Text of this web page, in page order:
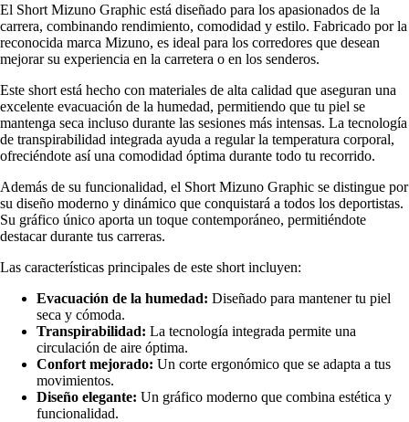
El Short Mizuno Graphic está diseñado para los apasionados de la
carrera, combinando rendimiento, comodidad y estilo. Fabricado por la
reconocida marca Mizuno, es ideal para los corredores que desean
mejorar su experiencia en la carretera o en los senderos.
Este short está hecho con materiales de alta calidad que aseguran una
excelente evacuación de la humedad, permitiendo que tu piel se
mantenga seca incluso durante las sesiones más intensas. La tecnología
de transpirabilidad integrada ayuda a regular la temperatura corporal,
ofreciéndote así una comodidad óptima durante todo tu recorrido.
Además de su funcionalidad, el Short Mizuno Graphic se distingue por
su diseño moderno y dinámico que conquistará a todos los deportistas.
Su gráfico único aporta un toque contemporáneo, permitiéndote
destacar durante tus carreras.
Las características principales de este short incluyen:
Evacuación de la humedad: Diseñado para mantener tu piel
seca y cómoda.
Transpirabilidad: La tecnología integrada permite una
circulación de aire óptima.
Confort mejorado: Un corte ergonómico que se adapta a tus
movimientos.
Diseño elegante: Un gráfico moderno que combina estética y
funcionalidad.